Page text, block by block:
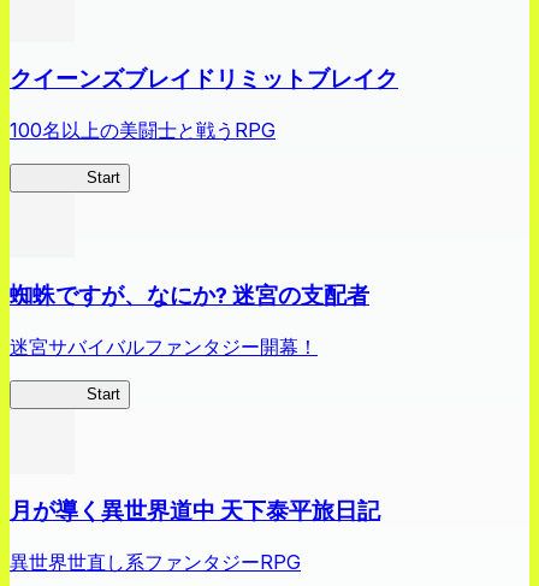
クイーンズブレイドリミットブレイク
100名以上の美闘士と戦うRPG
Start
蜘蛛ですが、なにか? 迷宮の支配者
迷宮サバイバルファンタジー開幕！
Start
月が導く異世界道中 天下泰平旅日記
異世界世直し系ファンタジーRPG